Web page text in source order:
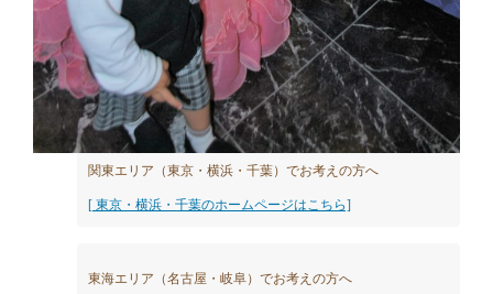
関東エリア（東京・横浜・千葉）でお考えの方へ
[ 東京・横浜・千葉のホームページはこちら]
東海エリア（名古屋・岐阜）でお考えの方へ